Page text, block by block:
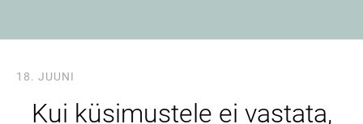
18. JUUNI
Kui küsimustele ei vastata,